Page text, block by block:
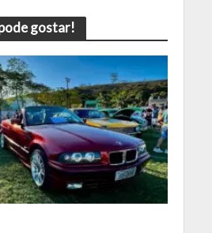
gostar!